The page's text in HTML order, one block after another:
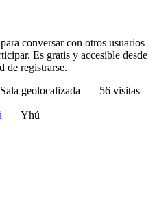
conversar con otros usuarios
Es gratis y accesible desde
de registrarse.
Sala geolocalizada
56 visitas
Yhú